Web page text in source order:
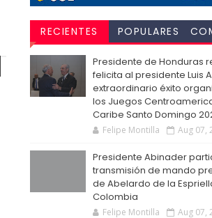
RECIENTES POPULARES
Presidente de Honduras
felicita al presidente Luis
extraordinario éxito
los Juegos
Caribe Santo Domingo
Felipe Montilla Aug 07,
Presidente Abinader
transmisión de mando
de Abelardo de la
Colombia
Felipe Montilla Aug 07,